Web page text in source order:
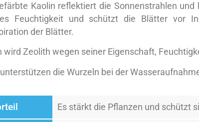
Kaolin reflektiert die Sonnenstrahlen
Feuchtigkeit und schützt die Blätter vor
der Blätter.
wird Zeolith wegen seiner Eigenschaft,
die Wurzeln bei der
Es stärkt die Pflanzen und schützt